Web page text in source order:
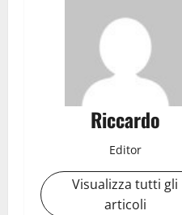
Riccardo
Editor
Visualizza tutti gli
articoli